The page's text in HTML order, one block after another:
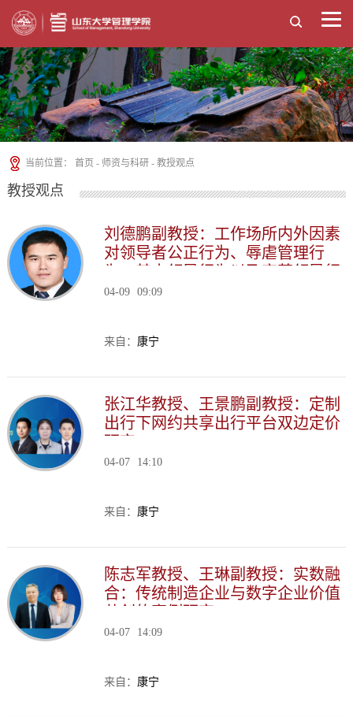
当前位置： 首页 - 师资与科研 -教授观点
教授观点
刘德鹏副教授：工作场所内外因素
对领导者公正行为、辱虐管理行
为等的动态变化影响
04-09 09:09
来自： 康宁
张江华教授、王景鹏副教授：定制
出行下网约共享出行平台双边定价
04-07 14:10
来自： 康宁
陈志军教授、王琳副教授：实数融
合：传统制造企业与数字企业价值
04-07 14:09
来自： 康宁